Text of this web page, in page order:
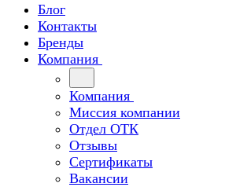
Блог
Контакты
Бренды
Компания
Компания
Миссия компании
Отдел ОТК
Отзывы
Сертификаты
Вакансии